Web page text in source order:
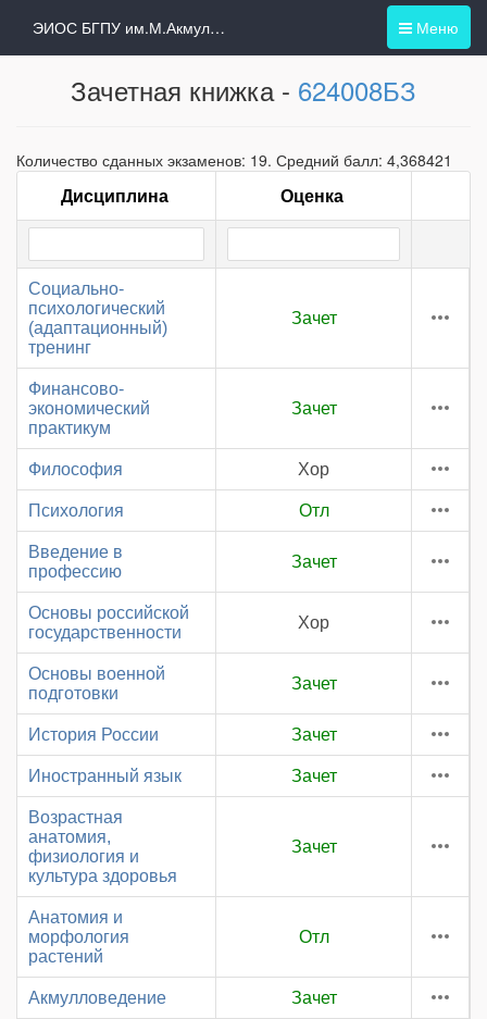
Меню
ЭИОС БГПУ им.М.Акмуллы
Зачетная книжка - 624008БЗ
Количество сданных экзаменов: 19. Средний балл: 4,368421
Дисциплина Оценка
Социально-
психологический
(адаптационный)
тренинг
Зачет
Финансово-
экономический
практикум
Зачет
Философия Хор
Психология Отл
Введение в
профессию
Зачет
Основы российской
государственности
Хор
Основы военной
подготовки
Зачет
История России Зачет
Иностранный язык Зачет
Возрастная
анатомия,
физиология и
культура здоровья
Зачет
Анатомия и
морфология
растений
Отл
Акмулловедение Зачет